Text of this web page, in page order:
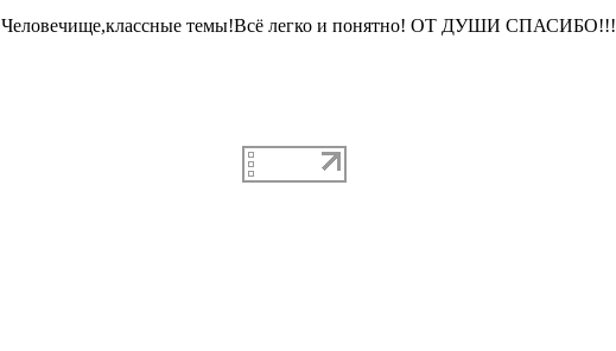
Человечище,классные темы!Всё легко и понятно! ОТ ДУШИ СПАСИБО!!!